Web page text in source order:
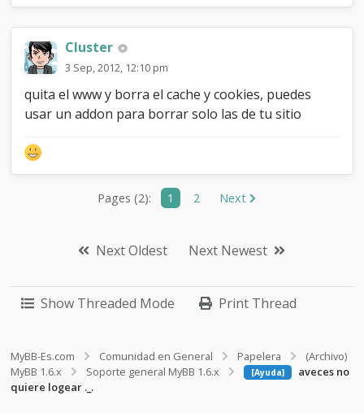
Cluster
3 Sep, 2012, 12:10 pm
quita el www y borra el cache y cookies, puedes
usar un addon para borrar solo las de tu sitio
Pages (2): 1 2 Next
Next Oldest Next Newest
Show Threaded Mode Print Thread
MyBB-Es.com Comunidad en General Papelera
(Archivo)
MyBB 1.6.x
Soporte general MyBB 1.6.x [Ayuda]
aveces no
quiere logear ._.